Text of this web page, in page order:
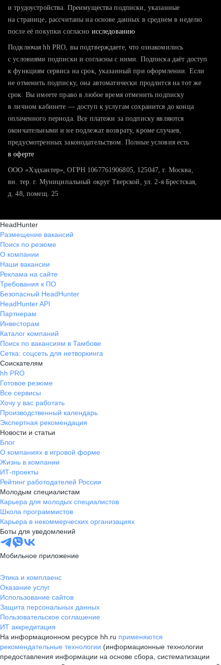
тратите много времени на поиск и вручную поднимаете
хотите сравнить себя с конкурентами и оценить шансы
и трудоустройства. Преимущества подписки, указанные
на странице, рассчитаны на основе данных в среднем в неделю
после её покупки согласно исследованию
Подключая hh PRO, вы подтверждаете, что ознакомились
с условиями подписки и согласны с ними. Подписка даёт доступ
к функциям сервиса на срок, указанный при оформлении. Если
не отменить подписку, она автоматически продлится на тот же
срок. Вы имеете право в любое время отменить подписку
в личном кабинете — доступ к услугам сохранится до конца
оплаченного периода. Все платежи за подписку являются
окончательными и не подлежат возврату, кроме случаев,
предусмотренных законодательством. Полные условия есть
в оферте
ООО «Хэдхантер», ОГРН 1067761906805, 125047, г. Москва,
вн. тер. г. Муниципальный округ Тверской, ул. 2-я Брестская,
д. 48, помещ. 25
HeadHunter
Размещение вакансий
Поиск по резюме
О компании
Наши вакансии
Реклама на сайте
Требования к ПО
Безопасный HeadHunter
HeadHunter API
Партнерам
Инвесторам
Каталог компаний
Поиск по вакансиям в Тамбове
Сетка: соцсеть для нетворкинга
Соискателям
hh PRO
Готовое резюме
Все сервисы
Хочу у вас работать
Производственный календарь
Экспертная рекомендация
Новости и статьи
Блог
О компаниях в игровой форме
Жизнь в компании
ИТ-проекты
Рейтинг работодателей России
Молодым специалистам
Карьера для молодых специалистов
Школа программистов
Карьера в некоммерческих организациях
Боты для уведомлений
Мобильное приложение
Этика и комплаенс
Оказание услуг
Использование сайтов
Защита персональных данных
Пользовательское соглашение
ИТ аккредитация
На информационном ресурсе hh.ru применяются
рекомендательные технологии (информационные технологии
предоставления информации на основе сбора, систематизации